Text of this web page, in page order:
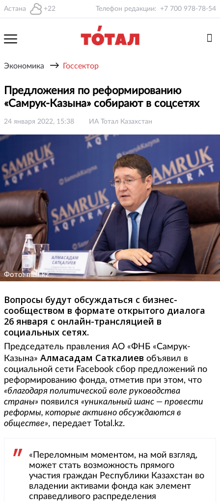
Астана +22 Телефон редакции: +7 700 978-78-54
Экономика → Госсектор
Предложения по реформированию
«Самрук-Казына» собирают в соцсетях
24 января 2022, 15:38 ИА Тотал Казахстан
Фото: mail.kz
Вопросы будут обсуждаться с бизнес-
сообществом в формате открытого диалога
26 января с онлайн-трансляцией в
социальных сетях.
Председатель правления АО «ФНБ «Самрук-
Казына» Алмасадам Саткалиев объявил в
социальной сети Facebook сбор предложений по
реформированию фонда, отметив при этом, что
«благодаря политической воле руководства
страны» появился «уникальный шанс — провести
реформы, которые активно обсуждаются в
обществе», передает Total.kz.
«Переломным моментом, на мой взгляд,
может стать возможность прямого
участия граждан Республики Казахстан во
владении активами фонда как элемент
справедливого распределения